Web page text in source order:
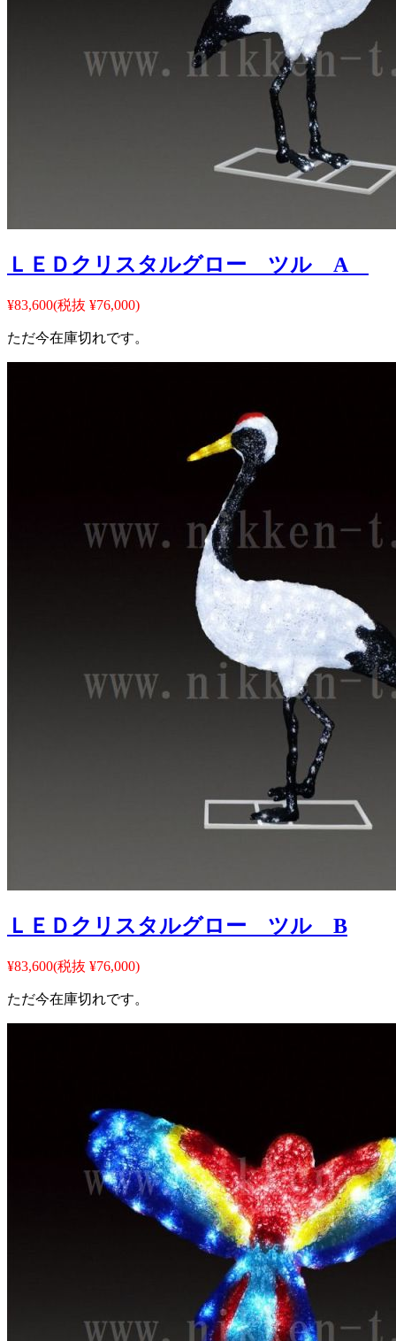
ＬＥＤクリスタルグロー ツル A
¥83,600(税抜 ¥76,000)
ただ今在庫切れです。
ＬＥＤクリスタルグロー ツル B
¥83,600(税抜 ¥76,000)
ただ今在庫切れです。